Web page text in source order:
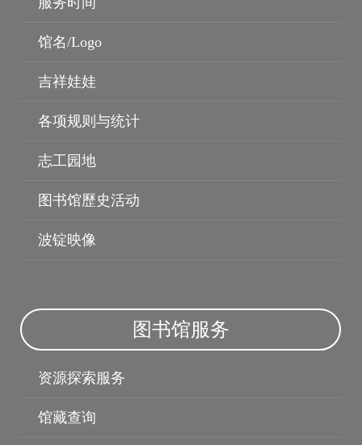
馆名/Logo
吉祥娃娃
各项规则与统计
志工园地
图书馆歷史活动
波锭映像
图书馆服务
资源探索服务
馆藏查询